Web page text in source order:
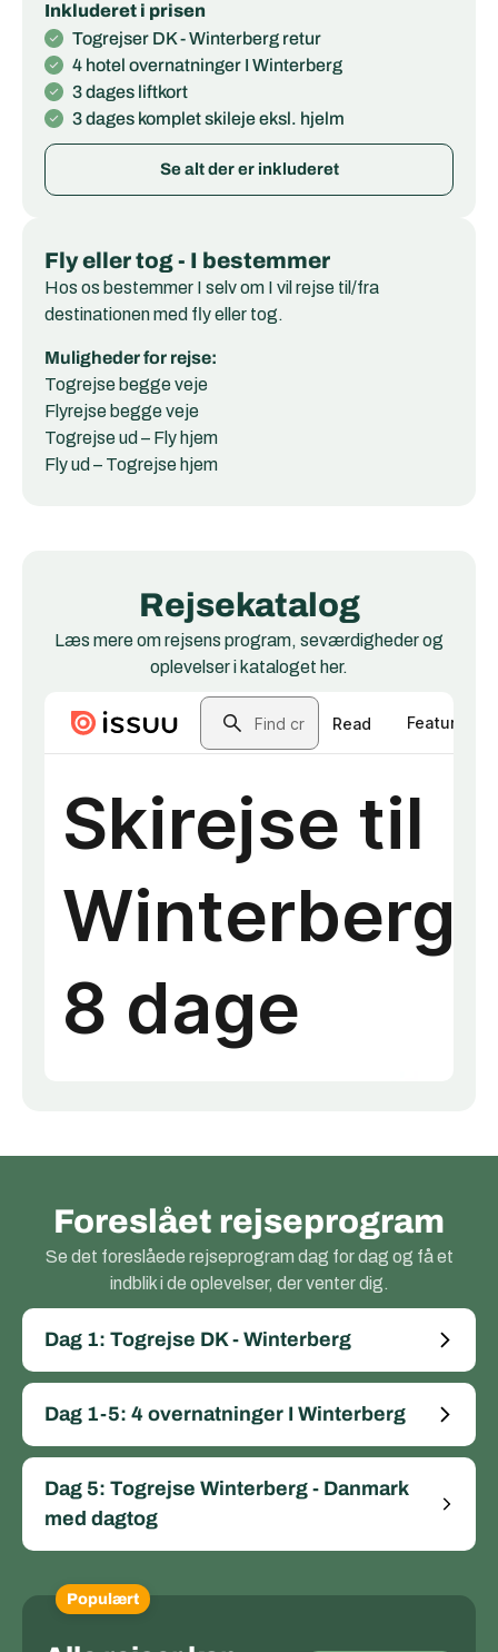
Inkluderet i prisen
Togrejser DK - Winterberg retur
4 hotel overnatninger I Winterberg
3 dages liftkort
3 dages komplet skileje eksl. hjelm
Se alt der er inkluderet
Fly eller tog - I bestemmer
Hos os bestemmer I selv om I vil rejse til/fra
destinationen med fly eller tog.
Muligheder for rejse:
Togrejse begge veje
Flyrejse begge veje
Togrejse ud – Fly hjem
Fly ud – Togrejse hjem
Rejsekatalog
Læs mere om rejsens program, seværdigheder og
oplevelser i kataloget her.
Foreslået rejseprogram
Se det foreslåede rejseprogram dag for dag og få et
indblik i de oplevelser, der venter dig.
Dag 1: Togrejse DK - Winterberg
Dag 1-5: 4 overnatninger I Winterberg
Dag 5: Togrejse Winterberg - Danmark
med dagtog
Populært